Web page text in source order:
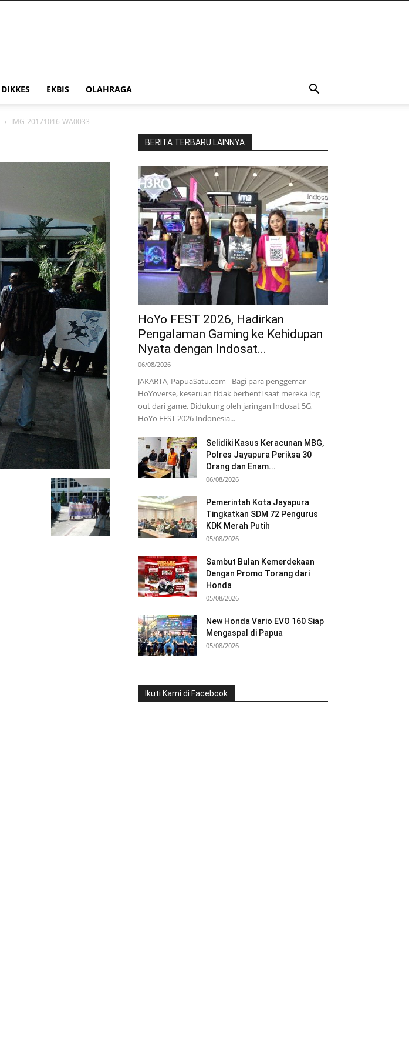
DIKKES EKBIS OLAHRAGA
IMG-20171016-WA0033
BERITA TERBARU LAINNYA
HoYo FEST 2026, Hadirkan
Pengalaman Gaming ke Kehidupan
Nyata dengan Indosat...
06/08/2026
JAKARTA, PapuaSatu.com - Bagi para penggemar
HoYoverse, keseruan tidak berhenti saat mereka log
out dari game. Didukung oleh jaringan Indosat 5G,
HoYo FEST 2026 Indonesia...
Selidiki Kasus Keracunan MBG,
Polres Jayapura Periksa 30
Orang dan Enam...
06/08/2026
Pemerintah Kota Jayapura
Tingkatkan SDM 72 Pengurus
KDK Merah Putih
05/08/2026
Sambut Bulan Kemerdekaan
Dengan Promo Torang dari
Honda
05/08/2026
New Honda Vario EVO 160 Siap
Mengaspal di Papua
05/08/2026
Ikuti Kami di Facebook